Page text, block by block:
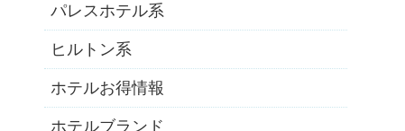
パレスホテル系
ヒルトン系
ホテルお得情報
ホテルブランド